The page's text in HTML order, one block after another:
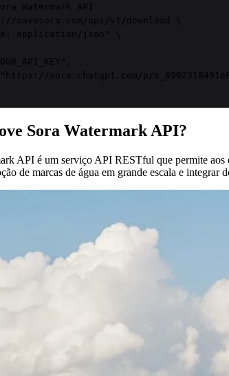
Watermark API
savesora.com/api/v1/download \
application/json"
\
",
Sora Watermark API?
API é um serviço API RESTful que permite
de marcas de água em grande escala e